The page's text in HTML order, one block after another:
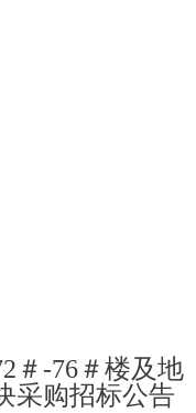
＃-76＃楼及地
采购招标公告